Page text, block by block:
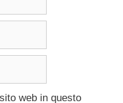
web in questo